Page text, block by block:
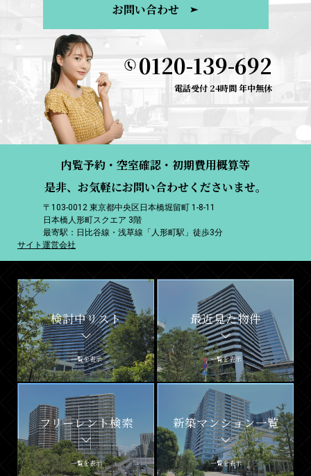
お問い合わせ
0120-139-692
電話受付 24時間 年中無休
内覧予約・空室確認・初期費用概算等
是非、お気軽にお問い合わせくださいませ。
〒103-0012 東京都中央区日本橋堀留町 1-8-11
日本橋人形町スクエア 3階
最寄駅：日比谷線・浅草線「人形町駅」徒歩3分
サイト運営会社
検討中リスト
一覧を表示
最近見た物件
一覧を表示
フリーレント検索
一覧を表示
新築マンション一覧
一覧を表示